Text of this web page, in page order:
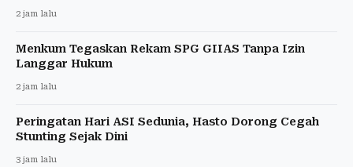
2 jam lalu
Menkum Tegaskan Rekam SPG GIIAS Tanpa Izin
Langgar Hukum
2 jam lalu
Peringatan Hari ASI Sedunia, Hasto Dorong Cegah
Stunting Sejak Dini
3 jam lalu